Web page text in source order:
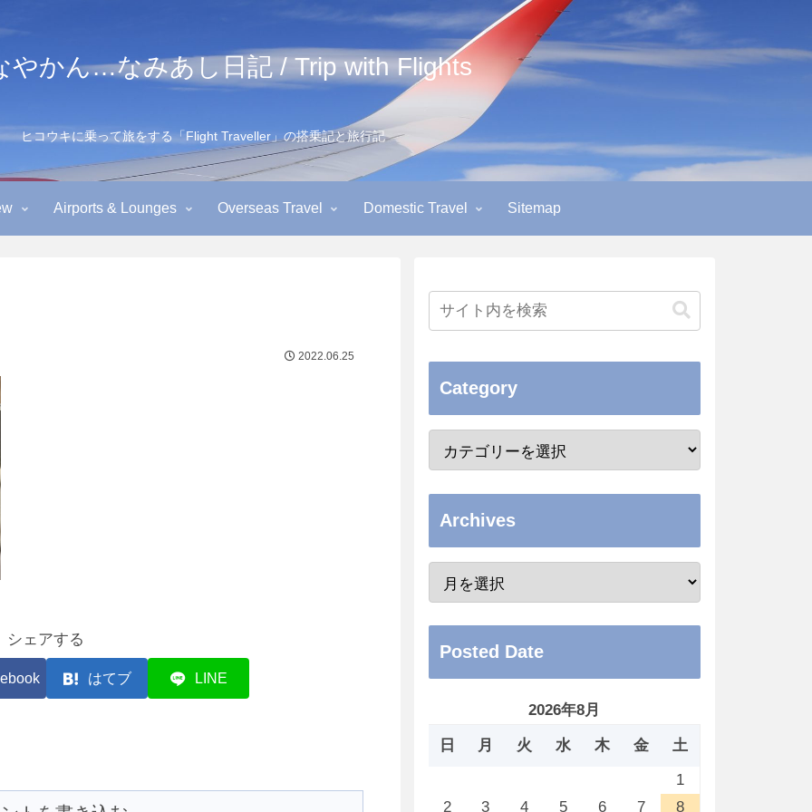
やかん…なみあし日記 / Trip with Flights
ヒコウキに乗って旅をする「Flight Traveller」の搭乗記と旅行記
Airports & Lounges Overseas Travel Domestic Travel Sitemap
2022.06.25
シェアする
はてブ LINE
Category
Archives
Posted Date
2026年8月
日 月 火 水 木 金
土
1
2
3 4 5 6 7
8